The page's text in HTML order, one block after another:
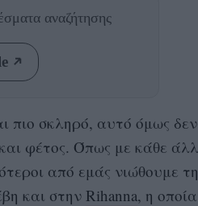
αναζήτησης
πιο σκληρό, αυτό όμως δεν
φέτος. Όπως με κάθε
από εμάς νιώθουμε
και στην Rihanna, η οποία